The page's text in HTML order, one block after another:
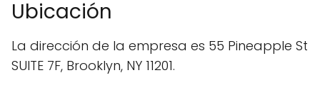
Ubicación
La dirección de la empresa es 55 Pineapple St
SUITE 7F, Brooklyn, NY 11201.